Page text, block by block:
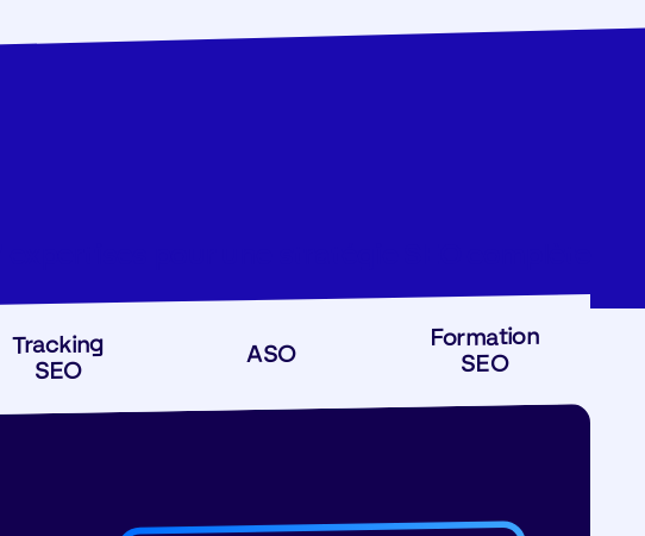
Tracking
SEO
ASO
Formation
SEO